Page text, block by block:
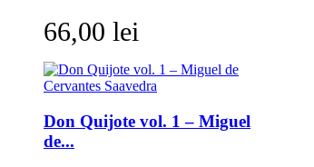
66,00 lei
Don Quijote vol. 1 – Miguel
de...